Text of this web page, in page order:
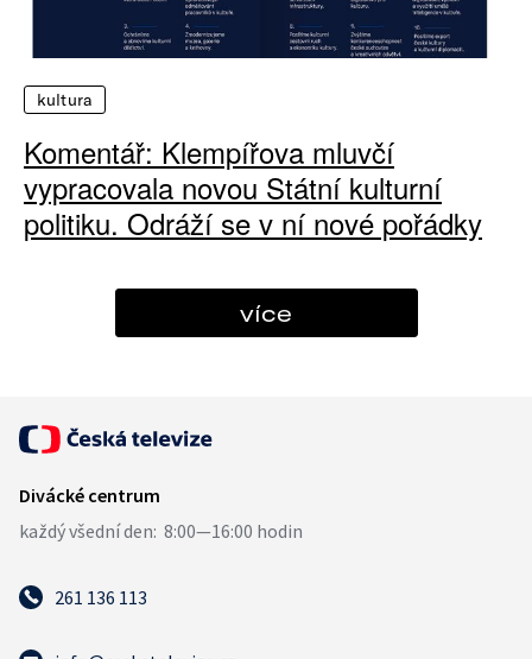
kultura
Komentář: Klempířova mluvčí
vypracovala novou Státní kulturní
politiku. Odráží se v ní nové pořádky
více
261 136 113